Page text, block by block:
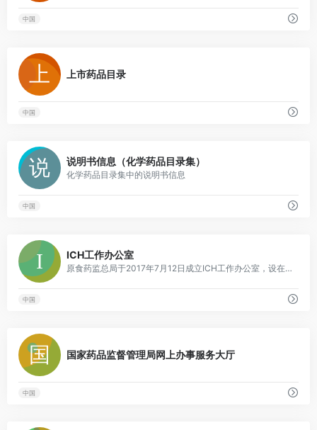
中国
上市药品目录
中国
说明书信息（化学药品目录集）
化学药品目录集中的说明书信息
中国
ICH工作办公室
原食药监总局于2017年7月12日成立ICH工作办公室，设在药审中心，成员单位有中检院、药典委、药审中心、核查中心、评价中心、信息中心、国际交流中心、药学会。后续视工作需要，将邀请相关企业、行业协会、教学和科研机构人员参与有关工作。
中国
国家药品监督管理局网上办事服务大厅
中国